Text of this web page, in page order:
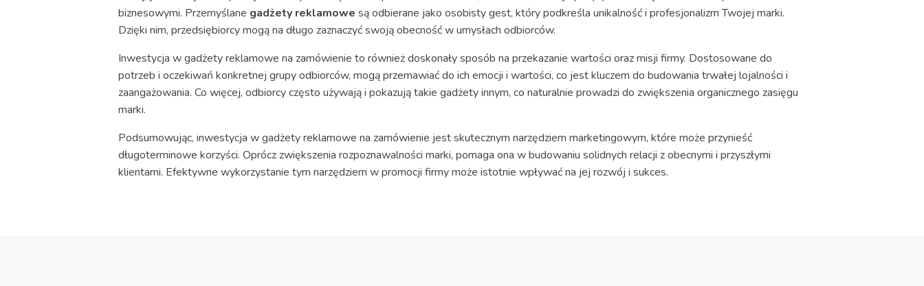
biznesowymi. Przemyślane gadżety reklamowe są odbierane jako osobisty gest, który podkreśla unikalność i profesjonalizm Twojej marki.
Dzięki nim, przedsiębiorcy mogą na długo zaznaczyć swoją obecność w umysłach odbiorców.
Inwestycja w gadżety reklamowe na zamówienie to również doskonały sposób na przekazanie wartości oraz misji firmy. Dostosowane do
potrzeb i oczekiwań konkretnej grupy odbiorców, mogą przemawiać do ich emocji i wartości, co jest kluczem do budowania trwałej lojalności i
zaangażowania. Co więcej, odbiorcy często używają i pokazują takie gadżety innym, co naturalnie prowadzi do zwiększenia organicznego zasięgu
marki.
Podsumowując, inwestycja w gadżety reklamowe na zamówienie jest skutecznym narzędziem marketingowym, które może przynieść
długoterminowe korzyści. Oprócz zwiększenia rozpoznawalności marki, pomaga ona w budowaniu solidnych relacji z obecnymi i przyszłymi
klientami. Efektywne wykorzystanie tym narzędziem w promocji firmy może istotnie wpływać na jej rozwój i sukces.